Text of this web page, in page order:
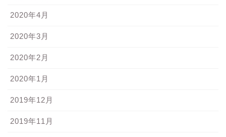
2020年4月
2020年3月
2020年2月
2020年1月
2019年12月
2019年11月